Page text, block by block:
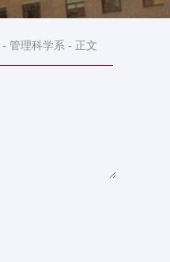
- 管理科学系 - 正文